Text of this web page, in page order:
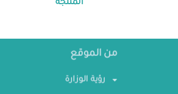
المنتجة"
من الموقع
رؤية الوزارة